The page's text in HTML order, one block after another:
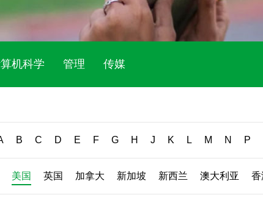
机科学 管理 传媒
B C D E F G H J K L M N P
美国 英国 加拿大 新加坡 新西兰 澳大利亚 香